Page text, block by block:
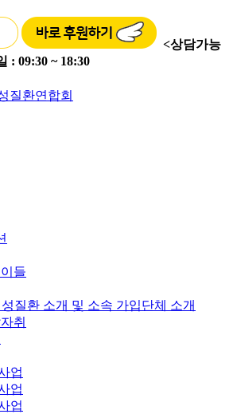
<상담가능
: 09:30 ~ 18:30
들
성질환 소개 및 소속 가입단체 소개
취
업
업
업